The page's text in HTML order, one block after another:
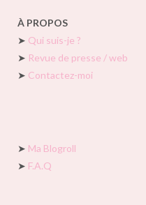
À PROPOS
➤ Qui suis-je ?
➤ Revue de presse / web
➤ Contactez-moi
➤ Ma Blogroll
➤ F.A.Q